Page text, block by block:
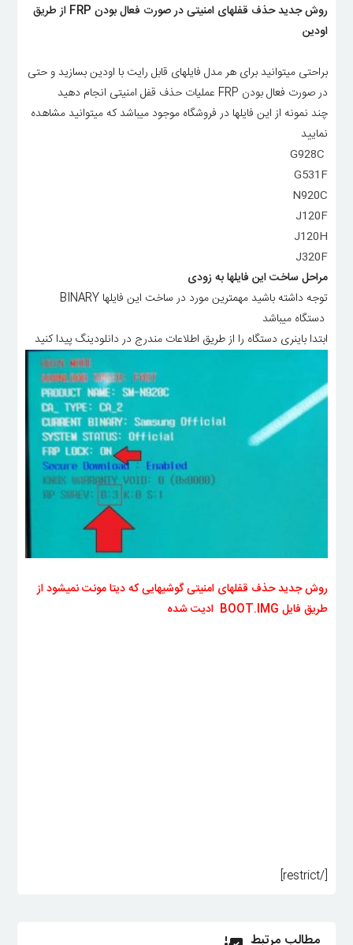
روش جدید حذف قفلهای امنیتی در صورت فعال بودن FRP از طریق
اودین
براحتی میتوانید برای هر مدل فایلهای قابل رایت با اودین بسازید و حتی
در صورت فعال بودن FRP عملیات حذف قفل امنیتی انجام دهید
چند نمونه از این فایلها در فروشگاه موجود میباشد که میتوانید مشاهده
نمایید
G531F
N920C
J120F
J120H
J320F
مراحل ساخت این فایلها به زودی
توجه داشته باشید مهمترین مورد در ساخت این فایلها BINARY
دستگاه میباشد
ابتدا باینری دستگاه را از طریق اطلاعات مندرج در دانلودینگ پیدا کنید
روش جدید حذف قفلهای امنیتی گوشیهایی که دیتا مونت نمیشود از
طریق فایل BOOT.IMG ادیت شده
[/restrict]
مطالب مرتبط